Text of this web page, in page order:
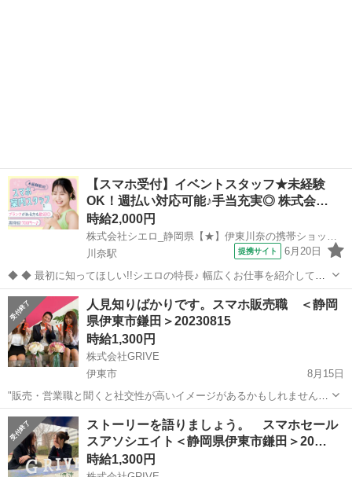
【スマホ受付】イベントスタッフ★未経験
OK！週払い対応可能♪手当充実◎ 株式会…
時給2,000円
株式会社シエロ_静岡県【★】伊東川奈の携帯ショップ/KB6
川奈駅
提携サイト 6月20日
◆ ◆ 最初に知ってほしい!!シエロの特長♪ 幅広くお仕事を紹介してい
る当社！ 専任のコーディネーターがあなたの希望をしっかりお伺いし
て、お仕事探しに丁寧に向き合います！ ＼＼うれしい高収入×週払い♪
／／ 高収入でしっか...
静岡 伊東市 川奈駅 携帯ショップ
人見知りばかりです。スマホ販売職 ＜静岡
県伊東市鎌田＞20230815
時給1,300円
株式会社GRIVE
伊東市
8月15日
"販売・営業職と聞くと社交性が高いイメージがあるかもしれません
が、実はほとんどの販売員が人見知り出身者。『人見知りしなければ
よかった！と後悔した事は何度もあります...』そんな方にはピッタリ
かもしれません。 〈想定給与...
静岡 伊東市 携帯ショップ チラシ
ストーリーを語りましょう。 スマホセール
スアソシエイト＜静岡県伊東市鎌田＞20…
時給1,300円